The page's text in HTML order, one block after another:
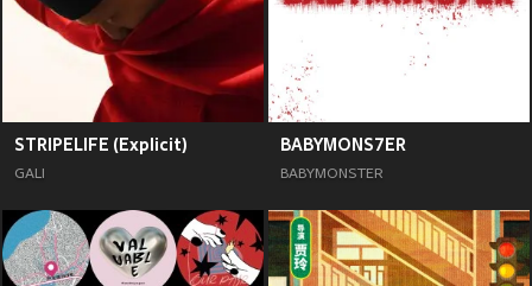
STRIPELIFE (Explicit)
GALI
BABYMONS7ER
BABYMONSTER